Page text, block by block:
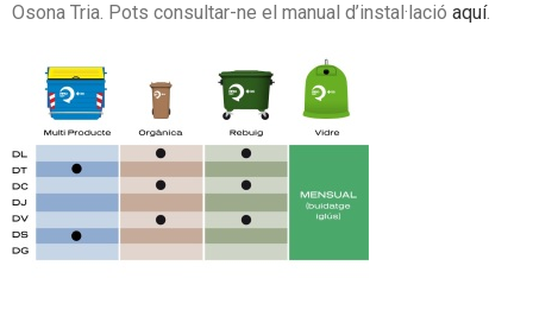
Osona Tria. Pots consultar-ne el manual d’instal·lació aquí.